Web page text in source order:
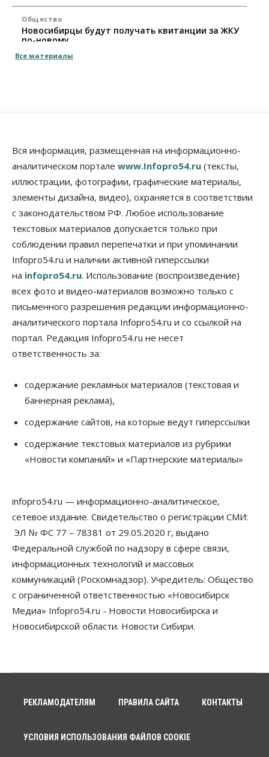
Общество
Новосибирцы будут получать квитанции за ЖКУ
по-новому
08 Августа 2026, 09:00
В Новосибирске прошёл митинг
против нового закона о памятниках
07 Августа 2026, 18:00
Бизнес
В аэропорту Толмачёво завершены работы по
бетонированию рулежных дорожек
07 Августа 2026, 17:00
Новосибирцы стали реже оформлять
дома по упрощенной схеме
07 Августа 2026, 16:00
Власть Общество Право&Порядок
Роспотребнадзор изъял почти полторы тонны
мяса в Новосибирской области
Расходы новосибирцев на спорт выросли на 40%
за полгода
07 Августа 2026, 14:35
07 Августа 2026, 14:00
07 Августа 2026, 13:55
Авто Общество
Треть автовладельцев в Новосибирской области
«поставили машины на прикол»
07 Августа 2026, 13:00
Школы, библиотеки, пешеходные тротуары:
депутаты Госдумы контролируют работы на
социальных объектах
07 Августа 2026, 12:35
Синоптики рассказали о погоде в Новосибирске
Жители Новосибирска смогут добровольно
повысить свою пенсию
Все материалы
Вся информация, размещенная на информационно-
аналитическом портале www.Infopro54.ru (тексты,
иллюстрации, фотографии, графические материалы,
элементы дизайна, видео), охраняется в соответствии
с законодательством РФ. Любое использование
текстовых материалов допускается только при
соблюдении правил перепечатки и при упоминании
Infopro54.ru и наличии активной гиперссылки
на infopro54.ru. Использование (воспроизведение)
всех фото и видео-материалов возможно только с
письменного разрешения редакции информационно-
аналитического портала Infopro54.ru и со ссылкой на
портал. Редакция Infopro54.ru не несет
ответственность за:
содержание рекламных материалов (текстовая и
баннерная реклама),
содержание сайтов, на которые ведут гиперссылки
содержание текстовых материалов из рубрики
«Новости компаний» и «Партнерские материалы»
infopro54.ru — информационно-аналитическое,
сетевое издание. Свидетельство о регистрации СМИ:
ЭЛ № ФС 77 – 78381 от 29.05.2020 г, выдано
Федеральной службой по надзору в сфере связи,
информационных технологий и массовых
коммуникаций (Роскомнадзор). Учредитель: Общество
с ограниченной ответственностью «Новосибирск
Медиа» Infopro54.ru - Новости Новосибирска и
Новосибирской области. Новости Сибири.
РЕКЛАМОДАТЕЛЯМ ПРАВИЛА САЙТА КОНТАКТЫ
УСЛОВИЯ ИСПОЛЬЗОВАНИЯ ФАЙЛОВ COOKIE